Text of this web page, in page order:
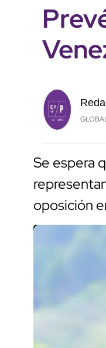
Se espera
oposición